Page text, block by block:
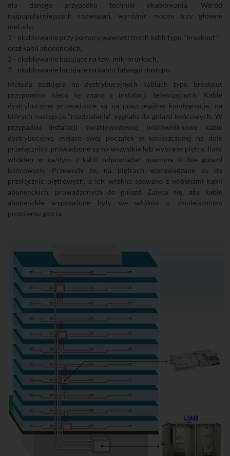
dla danego przypadku techniki okablowania. Wśród
najpopularniejszych rozwiązań, wyróżnić można trzy główne
metody:
1 - okablowanie przy pomocy wewnętrznych kabli typu "breakout"
oraz kabli abonenckich,
2 - okablowanie bazujące na tzw. mikrorurkach,
3 - okablowanie bazujące na kablu łatwego dostępu.
Metoda bazująca na dystrybucyjnych kablach typu breakout
przypomina nieco tę znaną z instalacji telewizyjnych. Kable
dystrybucyjne prowadzone są na poszczególne kondygnacje, na
których następuje "rozdzielenie" sygnału do gniazd końcowych. W
przypadku instalacji światłowodowej, wielowłóknowe kable
dystrybucyjne, mające swój początek w umieszczonej na dole
przełącznicy, prowadzone są na wszystkie lub wybrane piętra. Ilość
włókien w każdym z kabli odpowiadać powinna liczbie gniazd
końcowych. Przewody te, na piętrach wprowadzane są do
przełącznic piętrowych, a ich włókna spawane z włóknami kabli
abonenckich, prowadzonych do gniazd. Zaleca się, aby kable
abonenckie wyposażone były we włókna o zmniejszonym
promieniu gięcia.